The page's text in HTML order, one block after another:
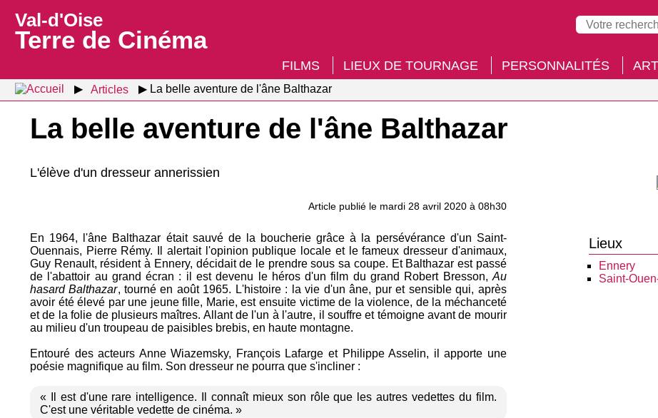
Val-d'Oise
Terre de Cinéma
FILMS LIEUX DE TOURNAGE PERSONNALITÉS
Articles La belle aventure de l'âne Balthazar
La belle aventure de l'âne Balthazar
L'élève d'un dresseur annerissien
Article publié le mardi 28 avril 2020 à 08h30
En 1964, l'âne Balthazar était sauvé de la boucherie grâce à la persévérance d'un Saint-
Ouennais, Pierre Rémy. Il alertait l'opinion publique locale et le fameux dresseur d'animaux,
Guy Renault, résident à Ennery, décidait de le prendre sous sa coupe. Et Balthazar est passé
de l'abattoir au grand écran : il est devenu le héros d'un film du grand Robert Bresson, Au
hasard Balthazar, tourné en août 1965. L'histoire : la vie d'un âne, pur et sensible qui, après
avoir été élevé par une jeune fille, Marie, est ensuite victime de la violence, de la méchanceté
et de la folie de plusieurs maîtres. Allant de l'un à l'autre, il souffre et témoigne avant de mourir
au milieu d'un troupeau de paisibles brebis, en haute montagne.
Entouré des acteurs Anne Wiazemsky, François Lafarge et Philippe Asselin, il apporte une
poésie magnifique au film. Son dresseur ne pourra que s'incliner :
« Il est d'une rare intelligence. Il connaît mieux son rôle que les autres vedettes du film.
C'est une véritable vedette de cinéma. »
Lieux
Ennery
Saint-